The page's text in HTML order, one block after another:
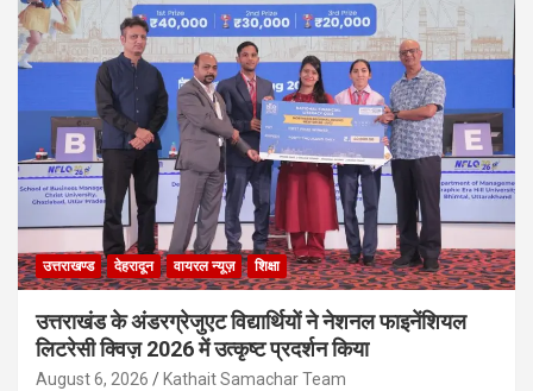
उत्तराखण्ड देहरादून वायरल न्यूज़ शिक्षा
उत्तराखंड के अंडरग्रेजुएट विद्यार्थियों ने नेशनल फाइनेंशियल
लिटरेसी क्विज़ 2026 में उत्कृष्ट प्रदर्शन किया
August 6, 2026 Kathait Samachar Team